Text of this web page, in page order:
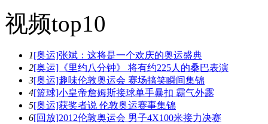
视频top10
1[奥运]张斌：这将是一个欢庆的奥运盛典
2[奥运]《里约八分钟》 将有约225人的桑巴表演
3[奥运]趣味伦敦奥运会 赛场搞笑瞬间集锦
4[篮球]小皇帝詹姆斯接球单手暴扣 霸气外露
5[奥运]获奖者说 伦敦奥运赛事集锦
6[回放]2012伦敦奥运会 男子4X100米接力决赛